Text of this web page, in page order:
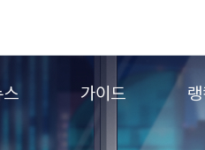
가이드